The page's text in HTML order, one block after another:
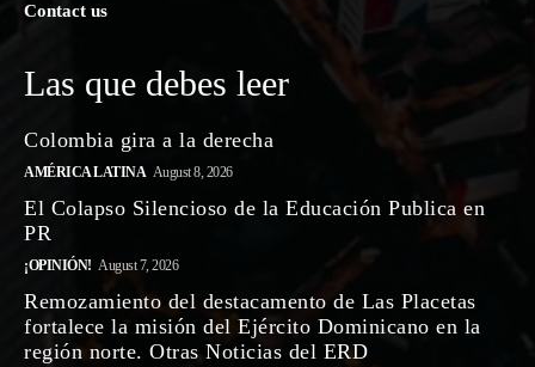
Contact us
Las que debes leer
Colombia gira a la derecha
AMÉRICA LATINA August 8, 2026
El Colapso Silencioso de la Educación Publica en
PR
¡OPINIÓN! August 7, 2026
Remozamiento del destacamento de Las Placetas
fortalece la misión del Ejército Dominicano en la
región norte. Otras Noticias del ERD